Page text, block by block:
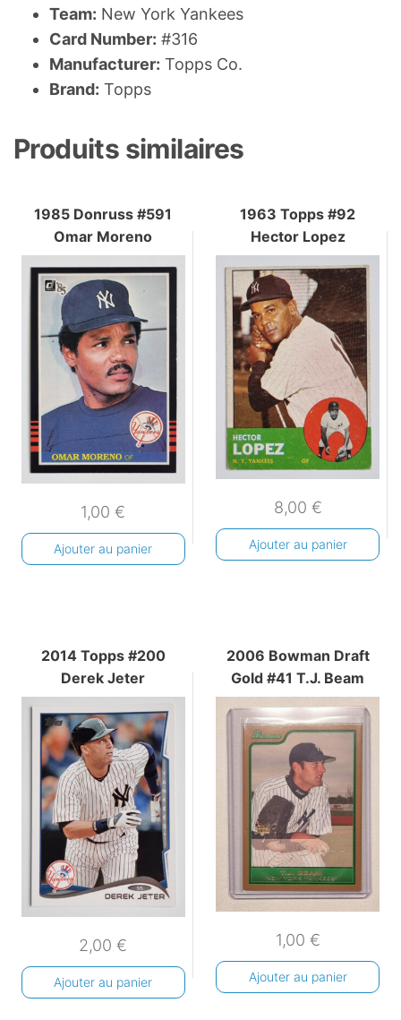
Team: New York Yankees
Card Number: #316
Manufacturer: Topps Co.
Brand: Topps
Produits similaires
1985 Donruss #591
Omar Moreno
1,00€
Ajouter au panier
1963 Topps #92
Hector Lopez
8,00 €
Ajouter au panier
2014 Topps #200
Derek Jeter
2,00€
Ajouter au panier
2006 Bowman Draft
Gold #41 T.J. Beam
1,00 €
Ajouter au panier